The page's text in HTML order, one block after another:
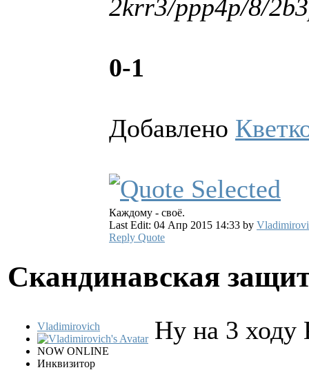
2krr3/ppp4p/8/
0-1
Добавлено
Каждому - своё.
Last Edit: 04 Апр 2015 14:33 by
Reply Quote
Скандинавская
Vladimirovich
NOW ONLINE
Инквизитор
Ну на 3 ходу